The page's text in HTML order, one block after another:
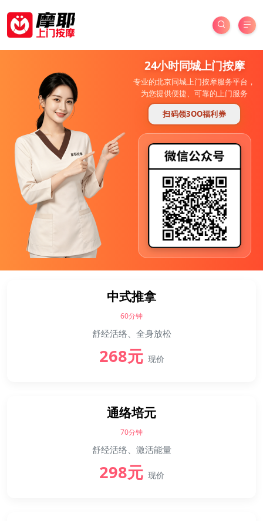
24小时同城上门按摩
专业的北京同城上门按摩服务平台，
为您提供便捷、可靠的上门服务
扫码领3OO福利券
中式推拿
60分钟
舒经活络、全身放松
268元 现价
通络培元
70分钟
舒经活络、激活能量
298元 现价